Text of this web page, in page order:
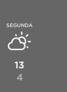
SEGUNDA
13
4